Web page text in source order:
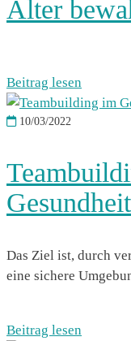
Alter
Beitrag lesen
10/03/2022
Das Ziel ist, durch
eine sichere
Beitrag lesen